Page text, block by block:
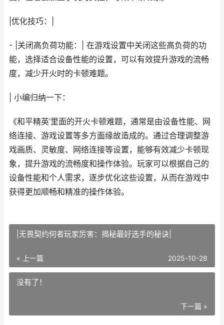
|优化技巧：|
- |关闭高负荷功能：| 在游戏设置中关闭这些高负荷的功
能，选择适合设备性能的设置，可以有效提升游戏的流畅
度，减少开火时的卡顿难题。
| 小编归纳一下：
《和平精英’里面的开火卡顿难题，通常是由设备性能、网
络连接、游戏设置等多方面缘故造成的。通过合理调整游
戏画质、灵敏度、网络连接等设置，能够有效减少卡顿现
象，提升游戏的流畅度和操作体验。玩家可以根据自己的
设备性能和个人需求，逐步优化这些设置，从而在游戏中
获得更加顺畅和精准的操作体验。
|无畏契约何者玩家厉害：揭秘最好选手的秘诀|
« 上一篇 2025-10-28
没有了！
下一篇 »